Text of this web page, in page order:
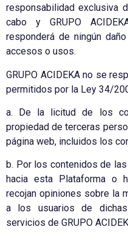
responsabilidad exclusiva
cabo y GRUPO
responderá de ningún
accesos o usos.
GRUPO ACIDEKA no se
permitidos por la Ley 34/
a. De la licitud de los
propiedad de terceras
página web, incluidos los
b. Por los contenidos de
hacia esta Plataforma o
recojan opiniones sobre la
a los usuarios de
servicios de GRUPO